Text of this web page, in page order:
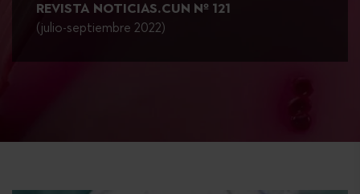
REVISTA NOTICIAS.CUN Nº 121
(julio-septiembre 2022)